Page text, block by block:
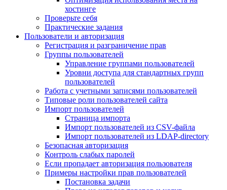
хостинге
Проверьте себя
Практические задания
Пользователи и авторизация
Регистрация и разграничение прав
Группы пользователей
Управление группами пользователей
Уровни доступа для стандартных групп
пользователей
Работа с учетными записями пользователей
Типовые роли пользователей сайта
Импорт пользователей
Страница импорта
Импорт пользователей из CSV-файла
Импорт пользователей из LDAP-directory
Безопасная авторизация
Контроль слабых паролей
Если пропадает авторизация пользователя
Примеры настройки прав пользователей
Постановка задачи